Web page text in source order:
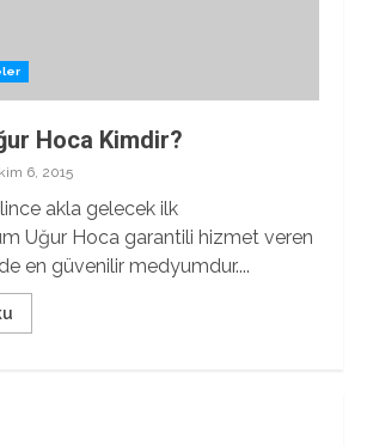
Hoca Kimdir?
6, 2015
akla gelecek ilk
Uğur Hoca garantili hizmet veren
en güvenilir medyumdur....